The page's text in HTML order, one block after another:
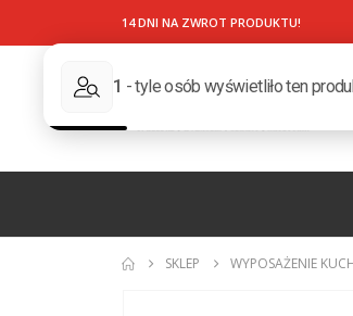
14 DNI NA ZWROT PRODUKTU!
SKLEP WYPOSAŻENIE